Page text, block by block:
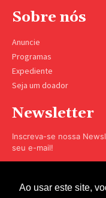
Sobre nós
Anuncie
Programas
Expediente
Seja um doador
Newsletter
Inscreva-se nossa
seu e-mail!
Ao usar este site,